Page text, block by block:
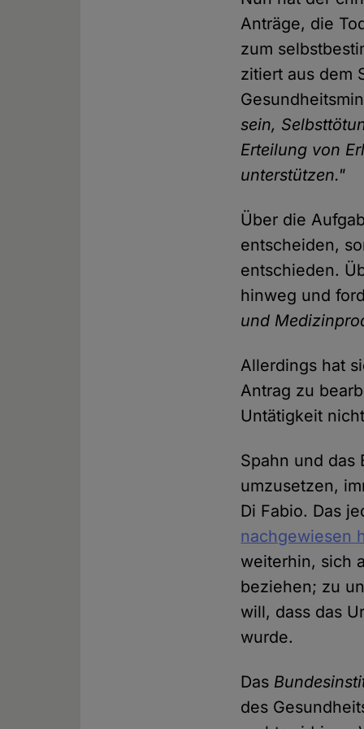
Anträge, die
zum
zitiert aus dem
sein,
Erteilung von
unterstützen."
Über die
entscheiden,
entschieden.
hinweg und
und
Allerdings hat
Antrag zu
Untätigkeit
Spahn und das
umzusetzen,
Di Fabio. Das
nachgewiesen
weiterhin, sich
beziehen; zu
will, dass das
wurde.
Das
des